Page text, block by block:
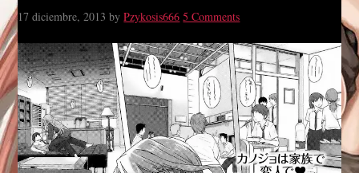
17 diciembre, 2013 byPzykosis666 5 Comments